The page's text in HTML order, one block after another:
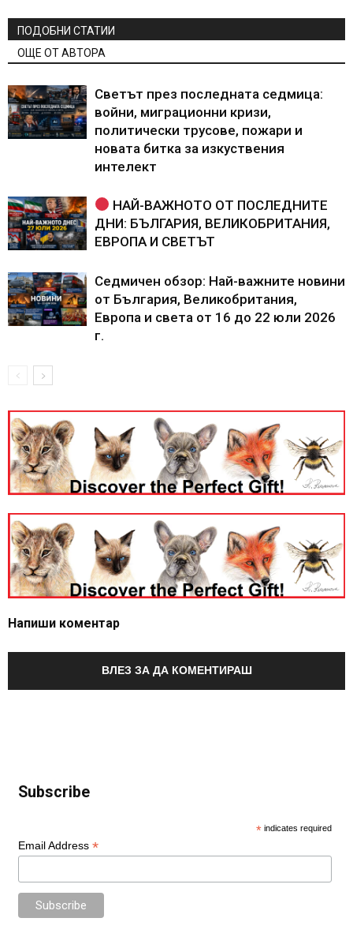
ПОДОБНИ СТАТИИ
ОЩЕ ОТ АВТОРА
Светът през последната седмица:
войни, миграционни кризи,
политически трусове, пожари и
новата битка за изкуствения
интелект
НАЙ-ВАЖНОТО ОТ ПОСЛЕДНИТЕ
ДНИ: БЪЛГАРИЯ, ВЕЛИКОБРИТАНИЯ,
ЕВРОПА И СВЕТЪТ
Седмичен обзор: Най-важните новини
от България, Великобритания,
Европа и света от 16 до 22 юли 2026
г.
Напиши коментар
ВЛЕЗ ЗА ДА КОМЕНТИРАШ
Subscribe
* indicates required
Email Address *